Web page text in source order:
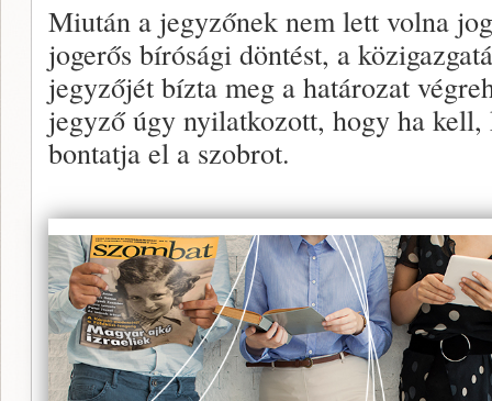
Miután a jegyzőnek nem lett volna
jogerős bírósági döntést, a
jegyzőjét bízta meg a határozat
jegyző úgy nyilatkozott, hogy ha kell,
bontatja el a szobrot.